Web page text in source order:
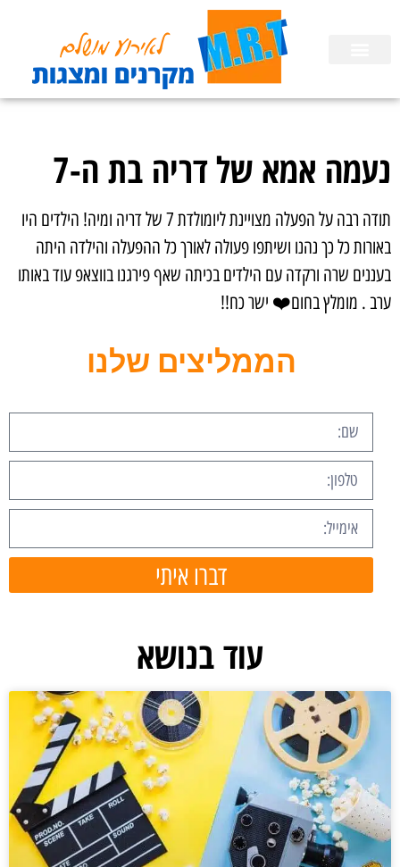
נעמה אמא של דריה בת ה-7
תודה רבה על הפעלה מצויינת ליומולדת 7 של דריה ומיה! הילדים היו
באורות כל כך נהנו ושיתפו פעולה לאורך כל ההפעלה והילדה היתה
בעננים שרה ורקדה עם הילדים בכיתה שאף פירגנו בווצאפ עוד באותו
ערב . מומלץ בחום❤️ ישר כח!!
הממליצים שלנו
דברו איתי
עוד בנושא